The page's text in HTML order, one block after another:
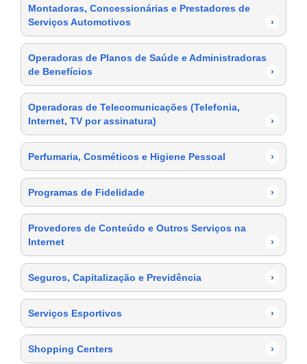
Montadoras, Concessionárias e Prestadores de
Serviços Automotivos
›
Operadoras de Planos de Saúde e Administradoras
de Benefícios
›
Operadoras de Telecomunicações (Telefonia,
Internet, TV por assinatura)
›
Perfumaria, Cosméticos e Higiene Pessoal ›
Programas de Fidelidade ›
Provedores de Conteúdo e Outros Serviços na
Internet
›
Seguros, Capitalização e Previdência ›
Serviços Esportivos ›
Shopping Centers ›